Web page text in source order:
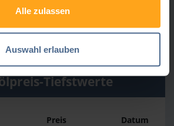
Alle zulassen
Auswahl erlauben
163,50 €
173,50 € 19.03.2026
Tiefstwerte
Preis Datum